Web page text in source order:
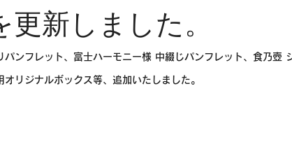
更新しました。
パンフレット、富士ハーモニー様 中綴じパンフレット、食乃壺
リジナルボックス等、追加いたしました。